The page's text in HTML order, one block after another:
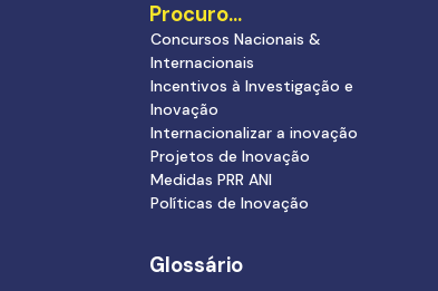
Procuro…
Concursos Nacionais &
Internacionais
Incentivos à Investigação e
Inovação
Internacionalizar a inovação
Projetos de Inovação
Medidas PRR ANI
Políticas de Inovação
Glossário